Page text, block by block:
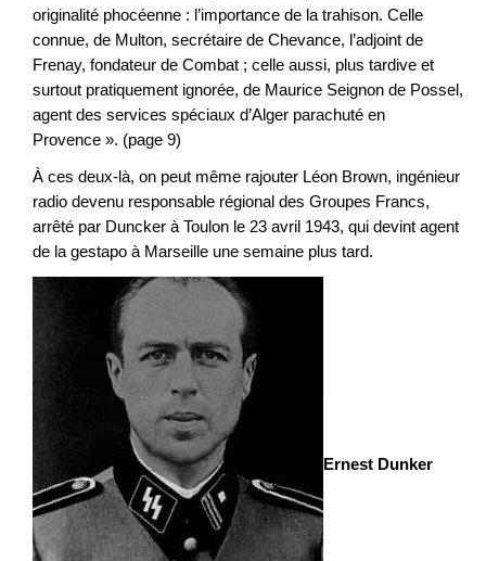
originalité phocéenne : l’importance de la trahison. Celle
connue, de Multon, secrétaire de Chevance, l’adjoint de
Frenay, fondateur de Combat ; celle aussi, plus tardive et
surtout pratiquement ignorée, de Maurice Seignon de Possel,
agent des services spéciaux d’Alger parachuté en
Provence ». (page 9)
À ces deux-là, on peut même rajouter Léon Brown, ingénieur
radio devenu responsable régional des Groupes Francs,
arrêté par Duncker à Toulon le 23 avril 1943, qui devint agent
de la gestapo à Marseille une semaine plus tard.
Ernest Dunker